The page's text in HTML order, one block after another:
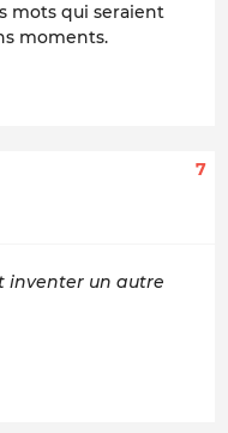
mots qui seraient
moments.
7
inventer un autre